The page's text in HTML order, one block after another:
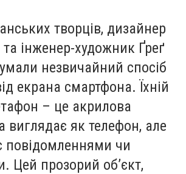
творців, дизайнер
інженер-художник Ґреґ
незвичайний спосіб
екрана смартфона. Їхній
– це акрилова
виглядає як телефон, але
повідомленнями чи
Цей прозорий об’єкт,